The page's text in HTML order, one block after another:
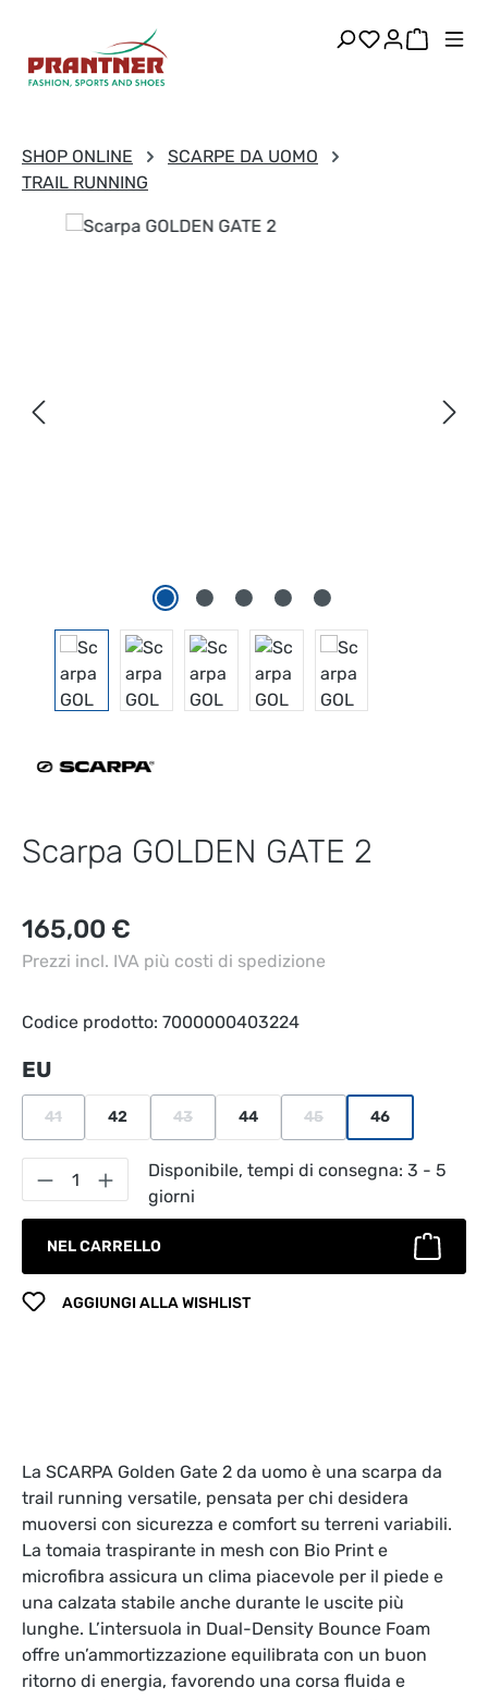
Passa al contenuto principale
Hai 0Il
SHOP ONLINE
SCARPE DA UOMO
TRAIL RUNNING
Salta la galleria di immagini
Scarpa GOLDEN GATE 2
Prezzo normale:
165,00 €
Prezzi incl. IVA più costi di spedizione
Codice prodotto: 7000000403224
Seleziona
EU
41 42 43
(Questa opzione non è al momento disponibile.)
44 45
(Questa opzione non è al
46
Quantità del prodotto: inserisci la
Disponibile, tempi di consegna: 3 - 5
giorni
NEL CARRELLO
AGGIUNGI ALLA WISHLIST
La SCARPA Golden Gate 2 da uomo è una scarpa da
trail running versatile, pensata per chi desidera
muoversi con sicurezza e comfort su terreni variabili.
La tomaia traspirante in mesh con Bio Print e
microfibra assicura un clima piacevole per il piede e
una calzata stabile anche durante le uscite più
lunghe. L’intersuola in Dual-Density Bounce Foam
offre un’ammortizzazione equilibrata con un buon
ritorno di energia, favorendo una corsa fluida e